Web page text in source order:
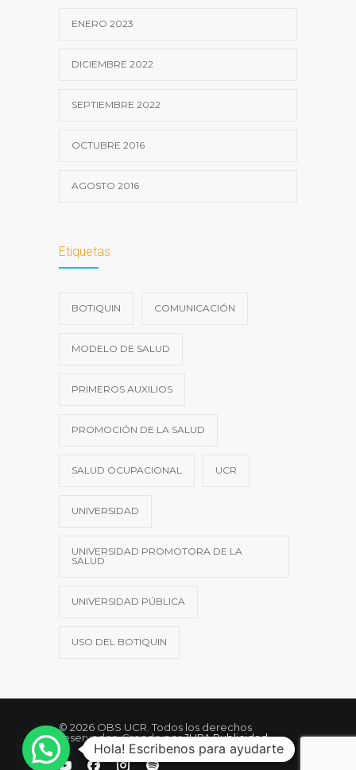
ENERO 2023
DICIEMBRE 2022
SEPTIEMBRE 2022
OCTUBRE 2016
AGOSTO 2016
Etiquetas
BOTIQUIN COMUNICACIÓN
MODELO DE SALUD
PRIMEROS AUXILIOS
PROMOCIÓN DE LA SALUD
SALUD OCUPACIONAL UCR
UNIVERSIDAD
UNIVERSIDAD PROMOTORA DE LA
SALUD
UNIVERSIDAD PÚBLICA
USO DEL BOTIQUIN
© 2026 OBS UCR. Todos los derechos
reservados. Creado porJUPA Publicidad
Hola! Escribenos para ayudarte